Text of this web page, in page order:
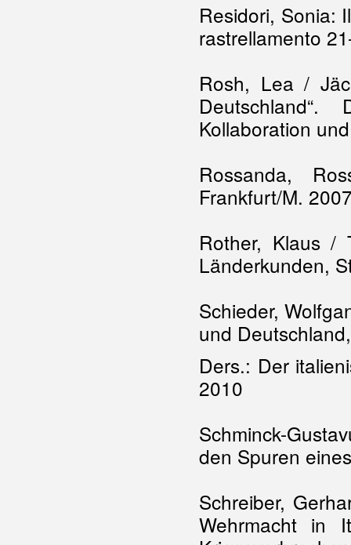
Residori, Sonia:
rastrellamento
Rosh, Lea /
Kollaboration
Rossanda,
Frankfurt/M.
Rother, Klaus /
Länderkunden,
Schieder,
und
Ders.: Der
2010
Schminck-
den Spuren
Schreiber,
Wehrmacht in